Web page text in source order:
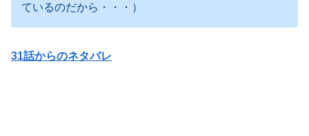
ているのだから・・・）
31話からのネタバレ